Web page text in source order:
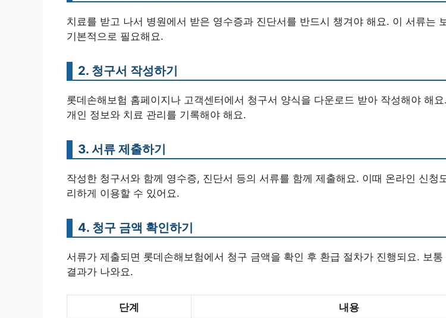
치료를 받고 나서 병원에서 받은 영수증과 진단서를 반드시 챙겨야 해요. 이 서류는
기본적으로 필요해요.
2. 청구서 작성하기
롯데손해보험 홈페이지나 고객센터에서 청구서 양식을 다운로드 받아 작성해야 해
개인 정보와 치료 관리를 기록해야 해요.
3. 서류 제출하기
작성한 청구서와 함께 영수증, 진단서 등의 서류를 함께 제출해요. 이때 온라인 신청
리하게 이용할 수 있어요.
4. 청구 금액 확인하기
서류가 제출되면 롯데손해보험에서 청구 금액을 확인 후 환급 절차가 진행되요. 보통
결과가 나와요.
단계 내용